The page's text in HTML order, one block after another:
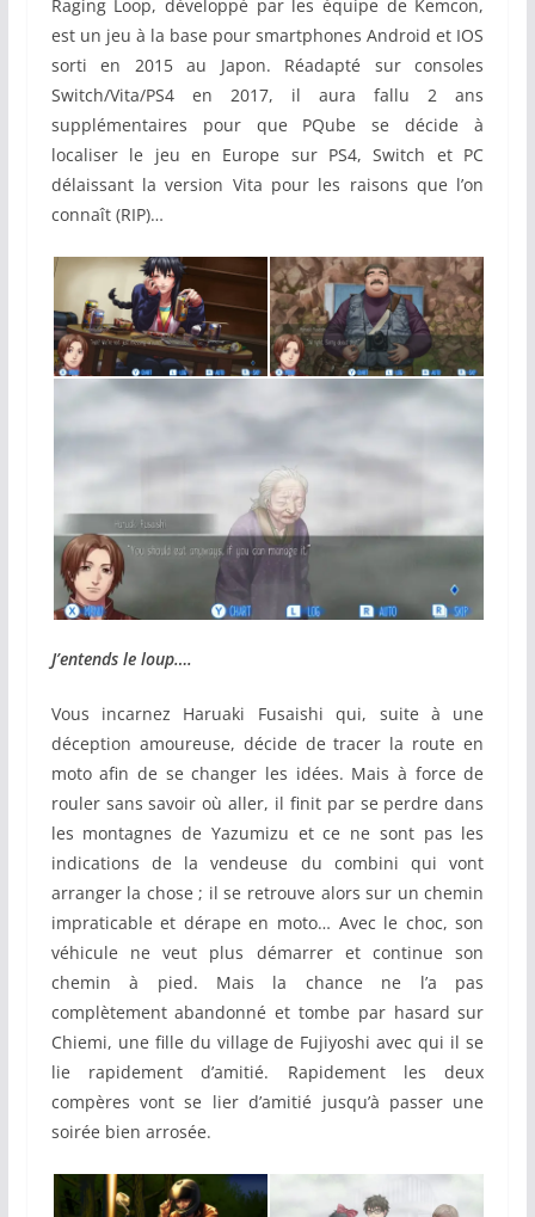
Raging Loop, développé par les équipe de Kemcon,
est un jeu à la base pour smartphones Android et IOS
sorti en 2015 au Japon. Réadapté sur consoles
Switch/Vita/PS4 en 2017, il aura fallu 2 ans
supplémentaires pour que PQube se décide à
localiser le jeu en Europe sur PS4, Switch et PC
délaissant la version Vita pour les raisons que l’on
connaît (RIP)…
J’entends le loup….
Vous incarnez Haruaki Fusaishi qui, suite à une
déception amoureuse, décide de tracer la route en
moto afin de se changer les idées. Mais à force de
rouler sans savoir où aller, il finit par se perdre dans
les montagnes de Yazumizu et ce ne sont pas les
indications de la vendeuse du combini qui vont
arranger la chose ; il se retrouve alors sur un chemin
impraticable et dérape en moto… Avec le choc, son
véhicule ne veut plus démarrer et continue son
chemin à pied. Mais la chance ne l’a pas
complètement abandonné et tombe par hasard sur
Chiemi, une fille du village de Fujiyoshi avec qui il se
lie rapidement d’amitié. Rapidement les deux
compères vont se lier d’amitié jusqu’à passer une
soirée bien arrosée.